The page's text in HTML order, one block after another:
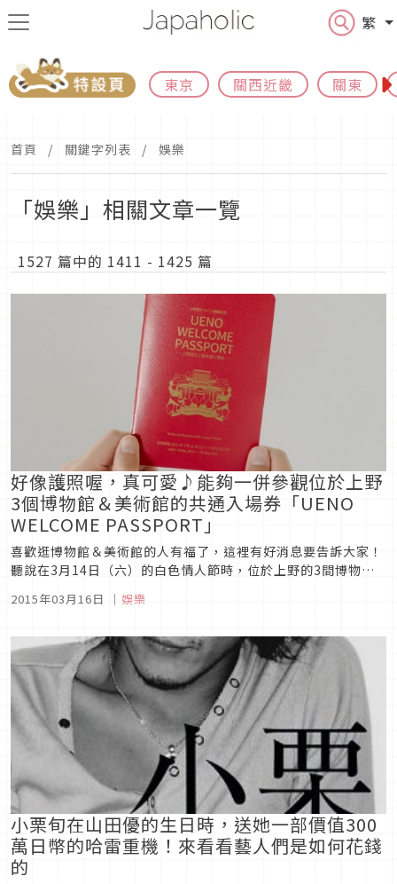
繁
東京 關西近畿 關東
首頁 關鍵字列表 娛樂
「娛樂」相關文章一覽
1527 篇中的 1411 - 1425 篇
好像護照喔，真可愛♪能夠一併參觀位於上野
3個博物館＆美術館的共通入場券「UENO
WELCOME PASSPORT」
喜歡逛博物館＆美術館的人有福了，這裡有好消息要告訴大家！
聽說在3月14日（六）的白色情人節時，位於上野的3間博物
WELCOME PASSPORT（歡迎護照）」喔！就如同名稱所示，
施有東京...
2015年03月16日 ｜ 娛樂
小栗旬在山田優的生日時，送她一部價值300
萬日幣的哈雷重機！來看看藝人們是如何花錢
的